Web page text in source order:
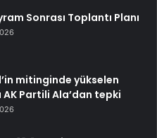
Sonrası Toplantı Planı
mitinginde yükselen
Partili Ala’dan tepki